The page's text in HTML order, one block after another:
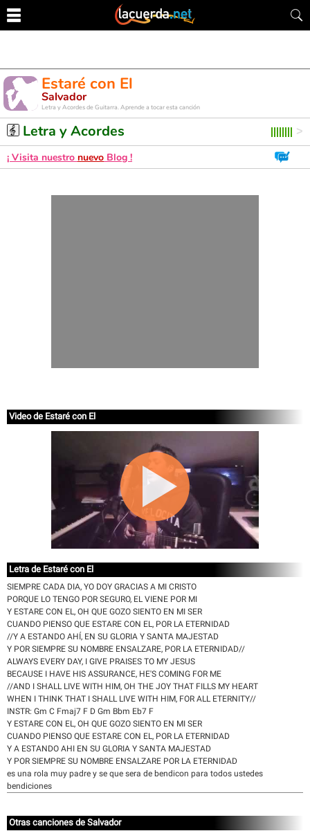
Estaré con El
Salvador
Letra y Acordes de Guitarra. Aprende a tocar esta canción
Letra y Acordes
¡ Visita nuestro nuevo Blog !
Video de Estaré con El
Letra de Estaré con El
SIEMPRE CADA DIA, YO DOY GRACIAS A MI CRISTO
PORQUE LO TENGO POR SEGURO, EL VIENE POR MI
Y ESTARE CON EL, OH QUE GOZO SIENTO EN MI SER
CUANDO PIENSO QUE ESTARE CON EL, POR LA ETERNIDAD
//Y A ESTANDO AHÍ, EN SU GLORIA Y SANTA MAJESTAD
Y POR SIEMPRE SU NOMBRE ENSALZARE, POR LA ETERNIDAD//
ALWAYS EVERY DAY, I GIVE PRAISES TO MY JESUS
BECAUSE I HAVE HIS ASSURANCE, HE'S COMING FOR ME
//AND I SHALL LIVE WITH HIM, OH THE JOY THAT FILLS MY HEART
WHEN I THINK THAT I SHALL LIVE WITH HIM, FOR ALL ETERNITY//
INSTR: Gm C Fmaj7 F D Gm Bbm Eb7 F
Y ESTARE CON EL, OH QUE GOZO SIENTO EN MI SER
CUANDO PIENSO QUE ESTARE CON EL, POR LA ETERNIDAD
Y A ESTANDO AHI EN SU GLORIA Y SANTA MAJESTAD
Y POR SIEMPRE SU NOMBRE ENSALZARE POR LA ETERNIDAD
es una rola muy padre y se que sera de bendicon para todos ustedes
bendiciones
Otras canciones de Salvador